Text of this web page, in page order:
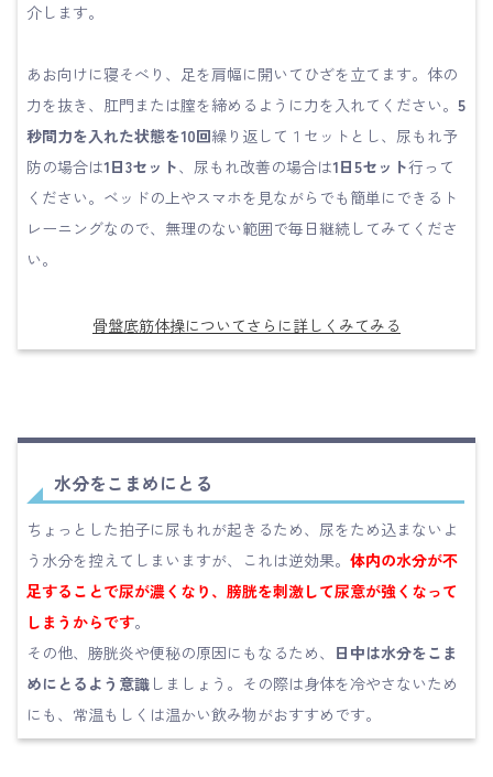
介します。
あお向けに寝そべり、足を肩幅に開いてひざを立てます。体の
力を抜き、肛門または膣を締めるように力を入れてください。 5
秒間力を入れた状態を10回繰り返して１セットとし、尿もれ予
防の場合は1日3セット、尿もれ改善の場合は1日5セット行って
ください。ベッドの上やスマホを見ながらでも簡単にできるト
レーニングなので、無理のない範囲で毎日継続してみてくださ
い。
骨盤底筋体操についてさらに詳しくみてみる
水分をこまめにとる
ちょっとした拍子に尿もれが起きるため、尿をため込まないよ
う水分を控えてしまいますが、これは逆効果。 体内の水分が不
足することで尿が濃くなり、膀胱を刺激して尿意が強くなって
しまうからです。
その他、膀胱炎や便秘の原因にもなるため、 日中は水分をこま
めにとるよう意識 しましょう。その際は身体を冷やさないため
にも、常温もしくは温かい飲み物がおすすめです。